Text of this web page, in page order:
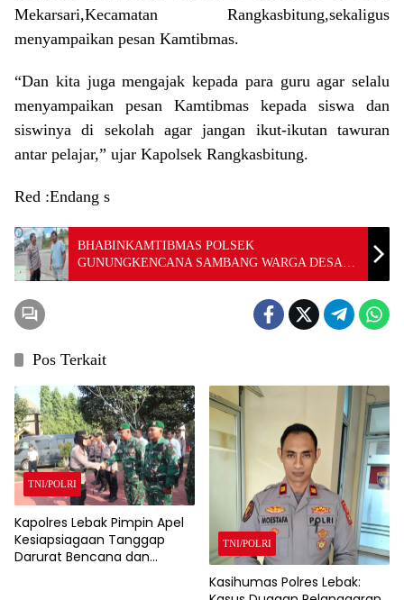
Mekarsari,Kecamatan Rangkasbitung,sekaligus
menyampaikan pesan Kamtibmas.
“Dan kita juga mengajak kepada para guru agar selalu
menyampaikan pesan Kamtibmas kepada siswa dan
siswinya di sekolah agar jangan ikut-ikutan tawuran
antar pelajar,” ujar Kapolsek Rangkasbitung.
Red :Endang s
BHABINKAMTIBMAS POLSEK
GUNUNGKENCANA SAMBANG WARGA DESA
KRAMAT JAYA SAMPAIKAN PESAN
Pos Terkait
TNI/POLRI
Kapolres Lebak Pimpin Apel
Kesiapsiagaan Tanggap
Darurat Bencana dan
TNI/POLRI
Kasihumas Polres Lebak: